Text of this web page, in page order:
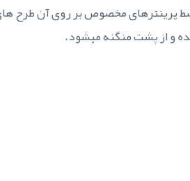
پرینترهای مخصوص بر روی آن
و از پشت منگنه میشود.